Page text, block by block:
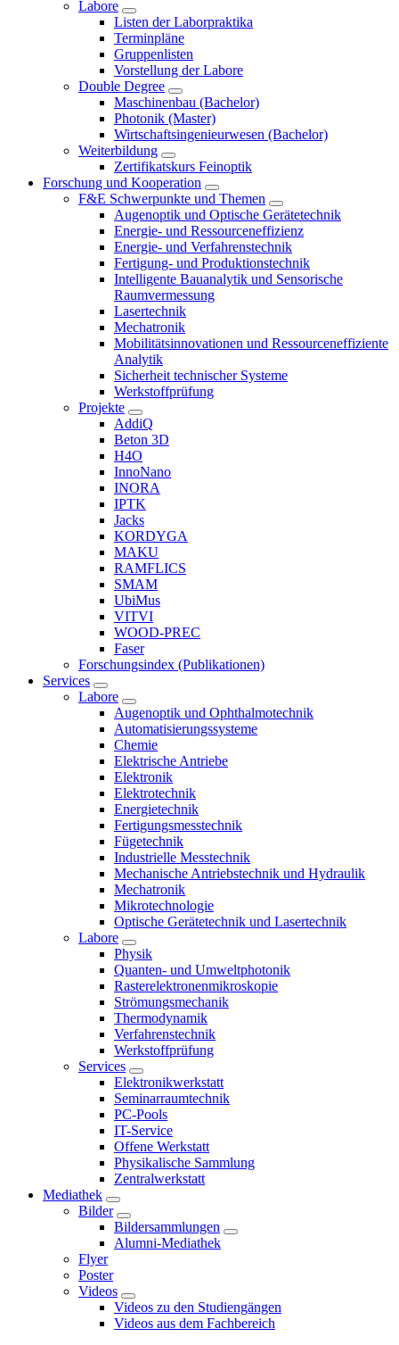
Labore
Listen der Laborpraktika
Terminpläne
Gruppenlisten
Vorstellung der Labore
Double Degree
Maschinenbau (Bachelor)
Photonik (Master)
Wirtschaftsingenieurwesen (Bachelor)
Weiterbildung
Zertifikatskurs Feinoptik
Forschung und Kooperation
F&E Schwerpunkte und Themen
Augenoptik und Optische Gerätetechnik
Energie- und Ressourceneffizienz
Energie- und Verfahrenstechnik
Fertigung- und Produktionstechnik
Intelligente Bauanalytik und Sensorische
Raumvermessung
Lasertechnik
Mechatronik
Mobilitätsinnovationen und Ressourceneffiziente
Analytik
Sicherheit technischer Systeme
Werkstoffprüfung
Projekte
AddiQ
Beton 3D
H4O
InnoNano
INORA
IPTK
Jacks
KORDYGA
MAKU
RAMFLICS
SMAM
UbiMus
VITVI
WOOD-PREC
Faser
Forschungsindex (Publikationen)
Services
Labore
Augenoptik und Ophthalmotechnik
Automatisierungssysteme
Chemie
Elektrische Antriebe
Elektronik
Elektrotechnik
Energietechnik
Fertigungsmesstechnik
Fügetechnik
Industrielle Messtechnik
Mechanische Antriebstechnik und Hydraulik
Mechatronik
Mikrotechnologie
Optische Gerätetechnik und Lasertechnik
Labore
Physik
Quanten- und Umweltphotonik
Rasterelektronenmikroskopie
Strömungsmechanik
Thermodynamik
Verfahrenstechnik
Werkstoffprüfung
Services
Elektronikwerkstatt
Seminarraumtechnik
PC-Pools
IT-Service
Offene Werkstatt
Physikalische Sammlung
Zentralwerkstatt
Mediathek
Bilder
Bildersammlungen
Alumni-Mediathek
Flyer
Poster
Videos
Videos zu den Studiengängen
Videos aus dem Fachbereich